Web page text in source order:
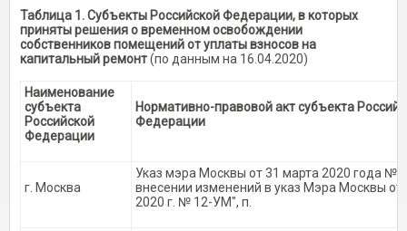
Таблица 1. Субъекты Российской Федерации, в которых
приняты решения о временном освобождении
собственников помещений от уплаты взносов на
капитальный ремонт(по данным на 16.04.2020)
Наименование
субъекта
Российской
Федерации
Нормативно-правовой акт субъекта
Федерации
г. Москва
Указ мэра Москвы от 31 марта 2020 года №
внесении изменений в указ Мэра Москвы от
2020 г. № 12-УМ", п.